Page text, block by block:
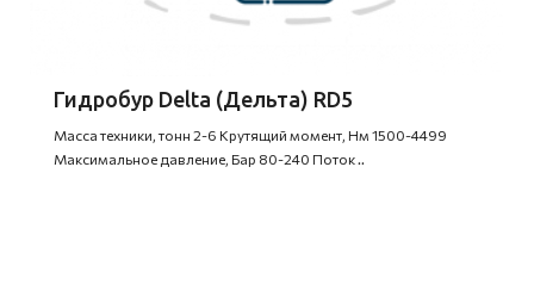
Гидробур Delta (Дельта) RD5
Масса техники, тонн 2-6 Крутящий момент, Нм 1500-4499
Максимальное давление, Бар 80-240 Поток ..